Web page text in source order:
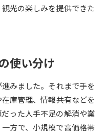
奨学金・特待生制度特集
学年スタート号特集ページ
（高2生用）
光の楽しみを提供できた
使い分け
みました。それまで手を
庫管理、情報共有などを
った人手不足の解消や業
方で、小規模で高価格帯